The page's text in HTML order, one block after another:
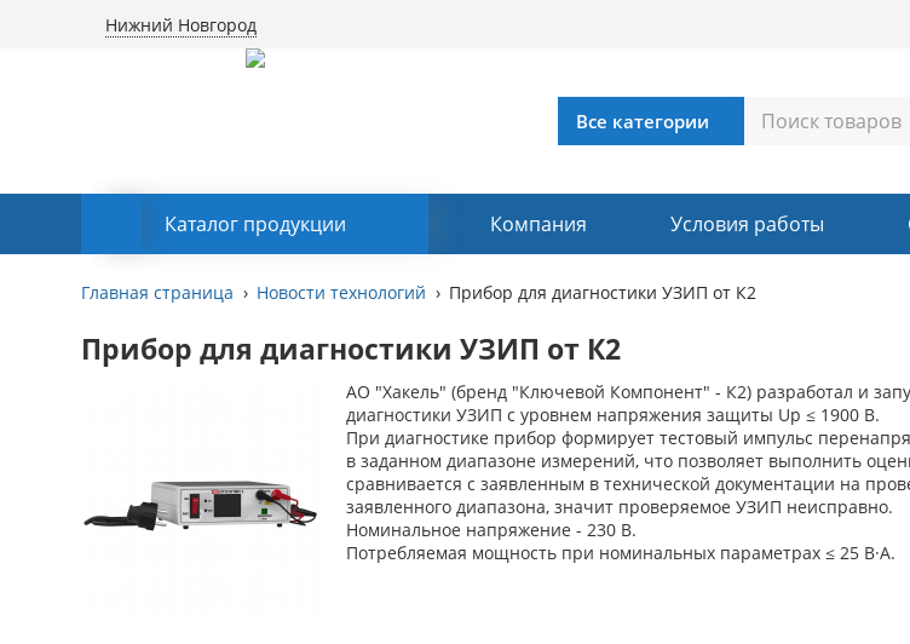
Нижний Новгород
Каталог продукции Компания Условия работы
Главная страница Новости технологий Прибор для диагностики УЗИП от К2
Прибор для диагностики УЗИП от К2
АО "Хакель" (бренд "Ключевой Компонент" - К2) разработал и
диагностики УЗИП с уровнем напряжения защиты Up ≤ 1900 В.
При диагностике прибор формирует тестовый импульс
в заданном диапазоне измерений, что позволяет выполнить
сравнивается с заявленным в технической документации на
заявленного диапазона, значит проверяемое УЗИП неисправно.
Номинальное напряжение - 230 B.
Потребляемая мощность при номинальных параметрах ≤ 25 В·А.